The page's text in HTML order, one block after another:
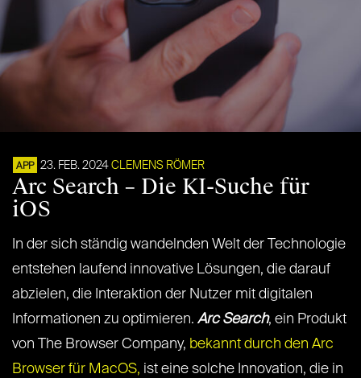
APP 23. FEB. 2024 CLEMENS RÖMER
Arc Search – Die KI-Suche für
iOS
In der sich ständig wandelnden Welt der Technologie
entstehen laufend innovative Lösungen, die darauf
abzielen, die Interaktion der Nutzer mit digitalen
Informationen zu optimieren. Arc Search, ein Produkt
von The Browser Company, bekannt durch den Arc
Browser für MacOS, ist eine solche Innovation, die in